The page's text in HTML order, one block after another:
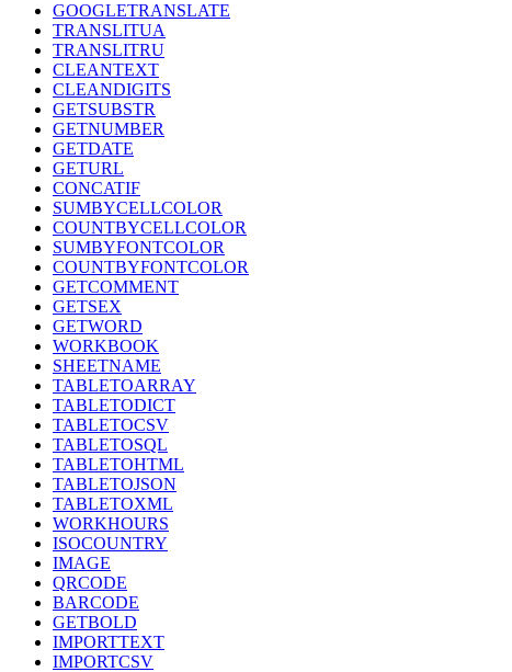
GOOGLETRANSLATE
TRANSLITUA
TRANSLITRU
CLEANTEXT
CLEANDIGITS
GETSUBSTR
GETNUMBER
GETDATE
GETURL
CONCATIF
SUMBYCELLCOLOR
COUNTBYCELLCOLOR
SUMBYFONTCOLOR
COUNTBYFONTCOLOR
GETCOMMENT
GETSEX
GETWORD
WORKBOOK
SHEETNAME
TABLETOARRAY
TABLETODICT
TABLETOCSV
TABLETOSQL
TABLETOHTML
TABLETOJSON
TABLETOXML
WORKHOURS
ISOCOUNTRY
IMAGE
QRCODE
BARCODE
GETBOLD
IMPORTTEXT
IMPORTCSV